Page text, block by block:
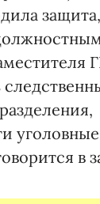
защита,
уголовные
в